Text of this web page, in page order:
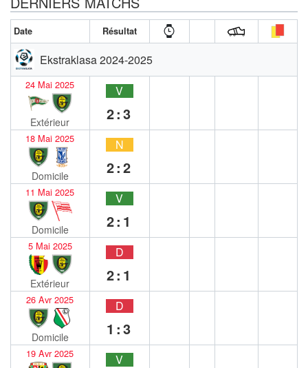
Date Résultat
Ekstraklasa 2024-2025
24 Mai 2025
Extérieur
V
2:3
18 Mai 2025
Domicile
N
2:2
11 Mai 2025
Domicile
V
2:1
5 Mai 2025
Extérieur
D
2:1
26 Avr 2025
Domicile
D
1:3
19 Avr 2025 V